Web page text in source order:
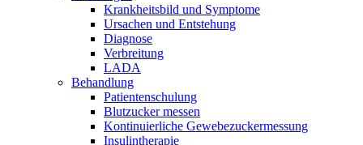
Krankheitsbild und Symptome
Ursachen und Entstehung
Diagnose
Verbreitung
LADA
Behandlung
Patientenschulung
Blutzucker messen
Kontinuierliche Gewebezuckermessung
Insulintherapie